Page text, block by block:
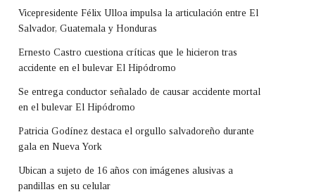
Vicepresidente Félix Ulloa impulsa la articulación entre El
Salvador, Guatemala y Honduras
Ernesto Castro cuestiona críticas que le hicieron tras
accidente en el bulevar El Hipódromo
Se entrega conductor señalado de causar accidente mortal
en el bulevar El Hipódromo
Patricia Godínez destaca el orgullo salvadoreño durante
gala en Nueva York
Ubican a sujeto de 16 años con imágenes alusivas a
pandillas en su celular